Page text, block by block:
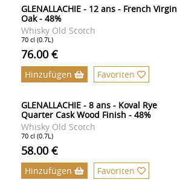
GLENALLACHIE - 12 ans - French Virgin
Oak - 48%
Whisky Old Scotch
70 cl (0.7L)
76.00 €
Hinzufügen Favoriten
GLENALLACHIE - 8 ans - Koval Rye
Quarter Cask Wood Finish - 48%
Whisky Old Scotch
70 cl (0.7L)
58.00 €
Hinzufügen Favoriten